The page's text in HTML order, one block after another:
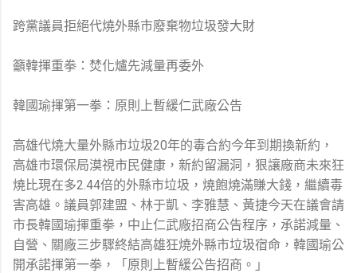
跨黨議員拒絕代燒外縣市廢棄物垃圾發大財
籲韓揮重拳：焚化爐先減量再委外
韓國瑜揮第一拳：原則上暫緩仁武廠公告
高雄代燒大量外縣市垃圾20年的毒合約今年到期換新約，
高雄市環保局漠視市民健康，新約留漏洞，狠讓廠商未來狂
燒比現在多2.44倍的外縣市垃圾，燒飽燒滿賺大錢，繼續毒
害高雄。議員郭建盟、林于凱、李雅慧、黃捷今天在議會請
市長韓國瑜揮重拳，中止仁武廠招商公告程序，承諾減量、
自營、關廠三步驟終結高雄狂燒外縣市垃圾宿命，韓國瑜公
開承諾揮第一拳，「原則上暫緩公告招商。」